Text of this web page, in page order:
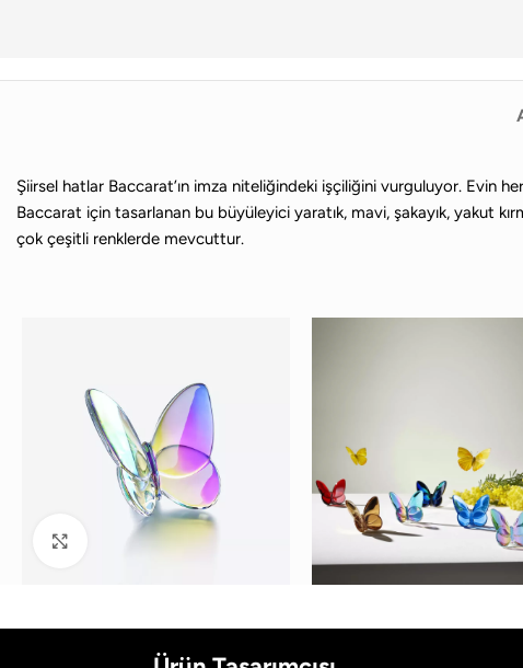
Şiirsel hatlar Baccarat’ın imza niteliğindeki işçiliğini vurguluyor. Evin
Baccarat için tasarlanan bu büyüleyici yaratık, mavi, şakayık, yakut
çok çeşitli renklerde mevcuttur.
Büyütmek için tıklayın